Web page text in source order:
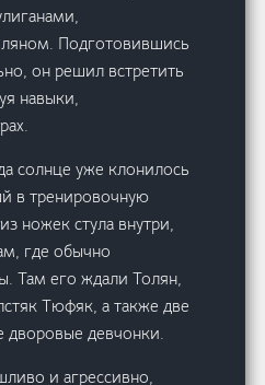
Подготовившись
он решил встретить
навыки,
солнце уже клонилось
в тренировочную
ножек стула внутри,
где обычно
Там его ждали Толян,
Тюфяк, а также две
девчонки.
и агрессивно,